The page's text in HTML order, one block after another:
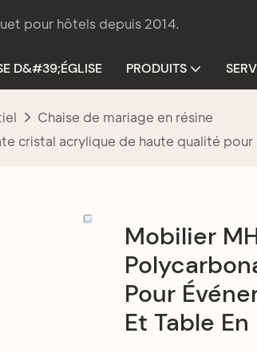
pour hôtels depuis 2014.
D&#39;ÉGLISE PRODUITS
Chaise de mariage en résine
cristal acrylique de haute qualité
Mobilier
Pour
Et Table